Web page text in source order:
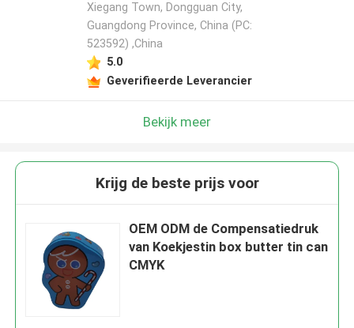
Xiegang Town, Dongguan City,
Guangdong Province, China (PC:
523592) ,China
5.0
Geverifieerde Leverancier
Bekijk meer
Krijg de beste prijs voor
OEM ODM de Compensatiedruk
van Koekjestin box butter tin can
CMYK